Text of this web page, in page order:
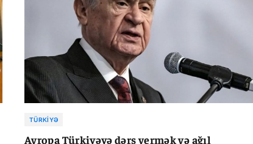
TÜRKIYƏ
Avropa Türkiyəyə dərs vermək və ağıl